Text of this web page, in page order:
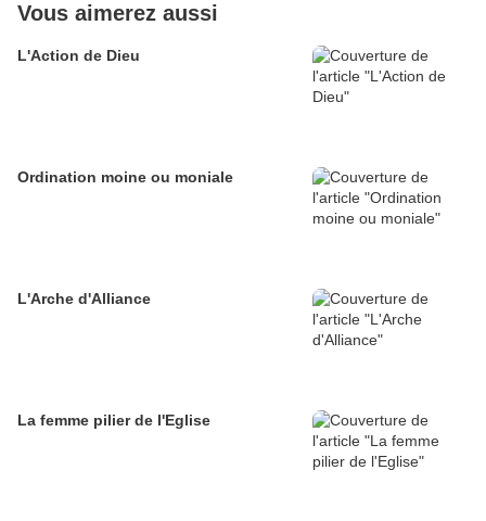
Vous aimerez aussi
L'Action de Dieu
Ordination moine ou moniale
L'Arche d'Alliance
La femme pilier de l'Eglise